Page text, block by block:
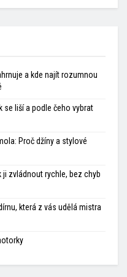
a kde najít rozumnou
se liší a podle čeho vybrat
Proč džíny a stylové
ji zvládnout rychle, bez chyb
která z vás udělá mistra